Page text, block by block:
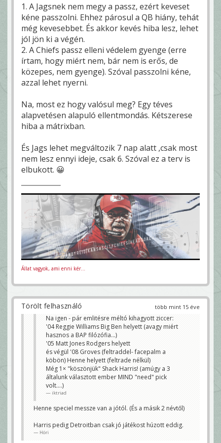
1. A Jagsnek nem megy a passz, ezért keveset
kéne passzolni. Ehhez párosul a QB hiány, tehát
még kevesebbet. És akkor kevés hiba lesz, lehet
jól jön ki a végén.
2. A Chiefs passz elleni védelem gyenge (erre
írtam, hogy miért nem, bár nem is erős, de
közepes, nem gyenge). Szóval passzolni kéne,
azzal lehet nyerni.
Na, most ez hogy valósul meg? Egy téves
alapvetésen alapuló ellentmondás. Kétszerese
hiba a mátrixban.
És Jags lehet megváltozik 7 nap alatt ,csak most
nem lesz ennyi ideje, csak 6. Szóval ez a terv is
elbukott. 😀
Állat vagyok, ami enni kér...
több mint 15 éve
Törölt felhasználó
Na igen - pár emlitésre méltó kihagyott ziccer:
'04 Reggie Williams Big Ben helyett (avagy miért
hasznos a BAP filózófia...)
'05 Matt Jones Rodgers helyett
és végül '08 Groves (feltraddel- facepalm a
köbön) Henne helyett (feltrade nélkül)
Még 1× "köszönjük" Shack Harris! (amúgy a 3
általunk választott ember MIND "need" pick
volt....)
iktriad
Henne speciel messze van a jótól. (És a másik 2 névtől)
Harris pedig Detroitban csak jó játékost húzott eddig.
Höri